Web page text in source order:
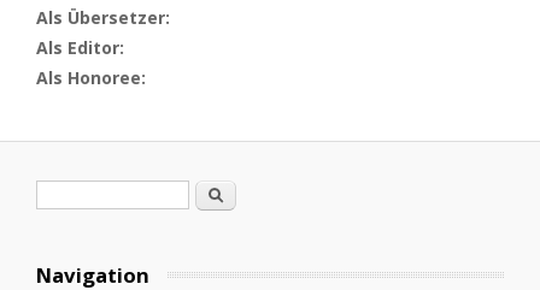
Als Übersetzer:
Als Editor:
Als Honoree:
Search
Navigation